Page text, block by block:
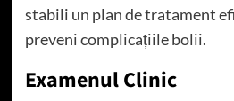
stabili un plan de tratament
preveni complicațiile bolii.
Examenul Clinic